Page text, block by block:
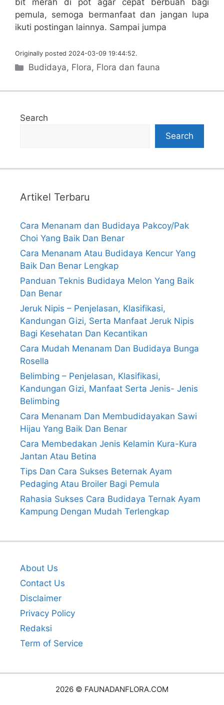
bit merah di pot agar cepat berbuah bagi
pemula, semoga bermanfaat dan jangan lupa
ikuti postingan lainnya. Sampai jumpa
Originally posted 2024-03-09 19:44:52.
Categories
Budidaya, Flora, Flora dan fauna
Search
Search
Artikel Terbaru
Cara Menanam dan Budidaya Pakcoy/Pak
Choi Yang Baik Dan Benar
Cara Menanam Atau Budidaya Kencur Yang
Baik Dan Benar Lengkap
Panduan Teknis Budidaya Melon Yang Baik
Dan Benar
Jeruk Nipis – Penjelasan, Klasifikasi,
Kandungan Gizi, Serta Manfaat Jeruk Nipis
Bagi Kesehatan Dan Kecantikan
Cara Mudah Menanam Dan Budidaya Bunga
Rosella
Belimbing – Penjelasan, Klasifikasi,
Kandungan Gizi, Manfaat Serta Jenis- Jenis
Belimbing
Cara Menanam Dan Membudidayakan Sawi
Hijau Yang Baik Dan Benar
Cara Membedakan Jenis Kelamin Kura-Kura
Jantan Atau Betina
Tips Dan Cara Sukses Beternak Ayam
Pedaging Atau Broiler Bagi Pemula
Rahasia Sukses Cara Budidaya Ternak Ayam
Kampung Dengan Mudah Terlengkap
About Us
Contact Us
Disclaimer
Privacy Policy
Redaksi
Term of Service
2026 © FAUNADANFLORA.COM